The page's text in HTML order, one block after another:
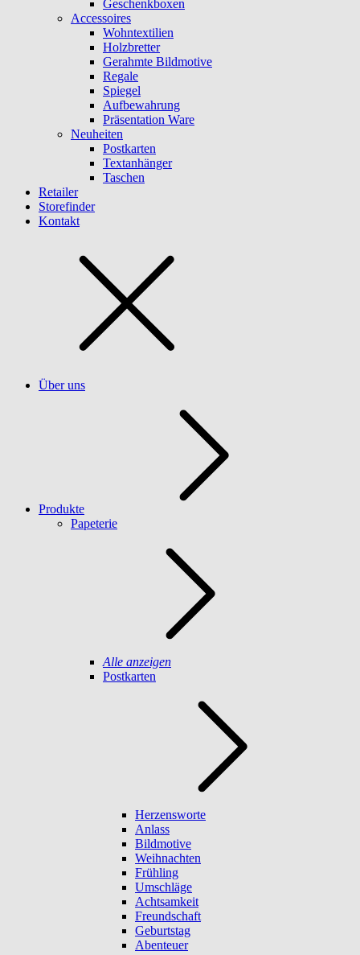
Geschenkboxen
Accessoires
Wohntextilien
Holzbretter
Gerahmte Bildmotive
Regale
Spiegel
Aufbewahrung
Präsentation Ware
Neuheiten
Postkarten
Textanhänger
Taschen
Retailer
Storefinder
Kontakt
Über uns
Produkte
Papeterie
Alle anzeigen
Postkarten
Herzensworte
Anlass
Bildmotive
Weihnachten
Frühling
Umschläge
Achtsamkeit
Freundschaft
Geburtstag
Abenteuer